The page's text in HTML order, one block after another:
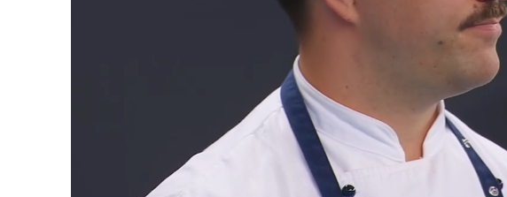
Loaded